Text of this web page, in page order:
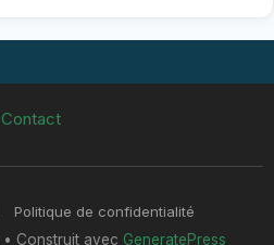
Contact
Politique de confidentialité
• Construit avec GeneratePress